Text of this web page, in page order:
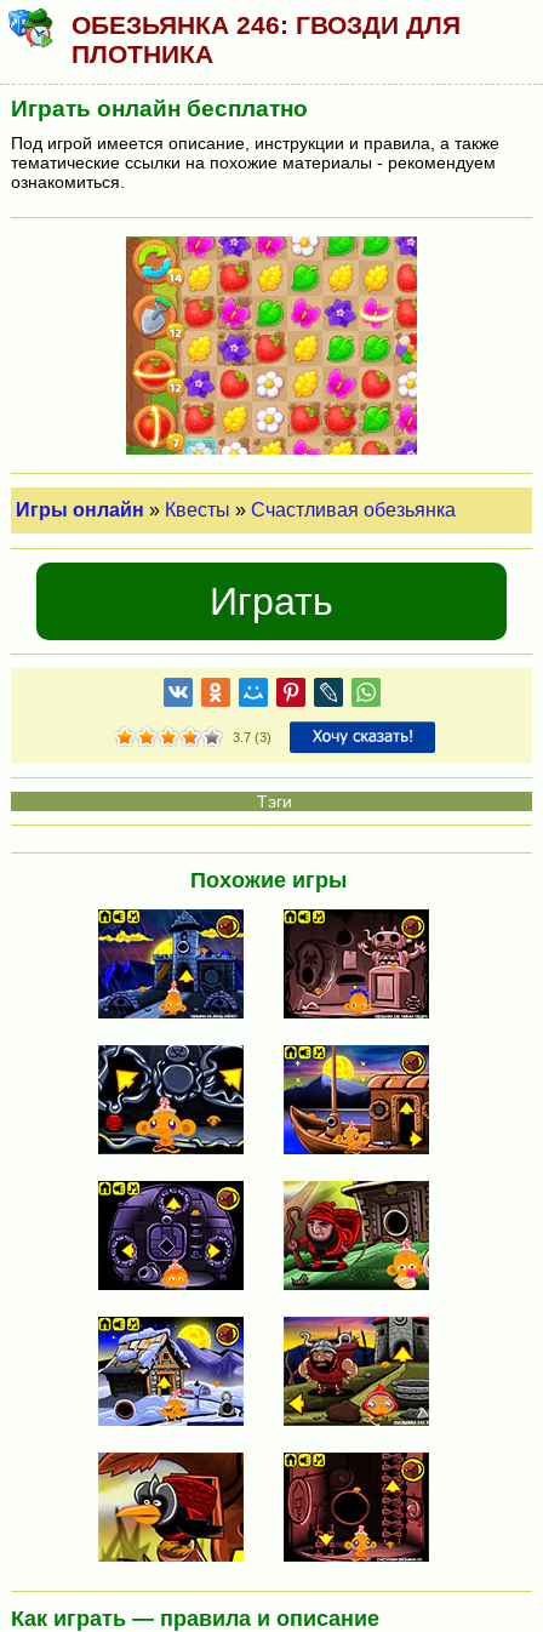
ОБЕЗЬЯНКА 246: ГВОЗДИ ДЛЯ
ПЛОТНИКА
Играть онлайн бесплатно
Под игрой имеется описание, инструкции и правила, а также
тематические ссылки на похожие материалы - рекомендуем
ознакомиться.
Игры онлайн » Квесты »Счастливая обезьянка
Играть
3.7(3)
Похожие игры
Как играть — правила и описание